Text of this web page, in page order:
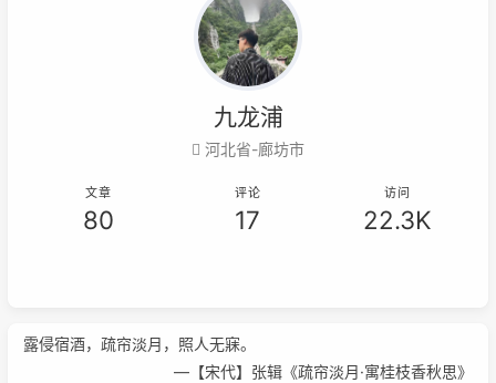
九龙浦
河北省-廊坊市
文章
80
评论
17
访问
22.3K
露侵宿酒，疏帘淡月，照人无寐。
—【宋代】张辑《疏帘淡月·寓桂枝香秋思》